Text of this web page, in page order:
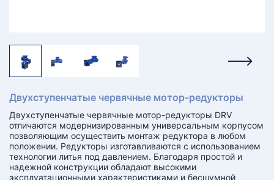
Двухступенчатые червячные мотор-редукторы
Двухступенчатые червячные мотор-редукторы DRV
отличаются модернизированным универсальным корпусом
позволяющим осуществить монтаж редуктора в любом
положении. Редукторы изготавливаются с использованием
технологии литья под давлением. Благодаря простой и
надежной конструкции обладают высокими
эксплуатационными характеристиками и бесшумной